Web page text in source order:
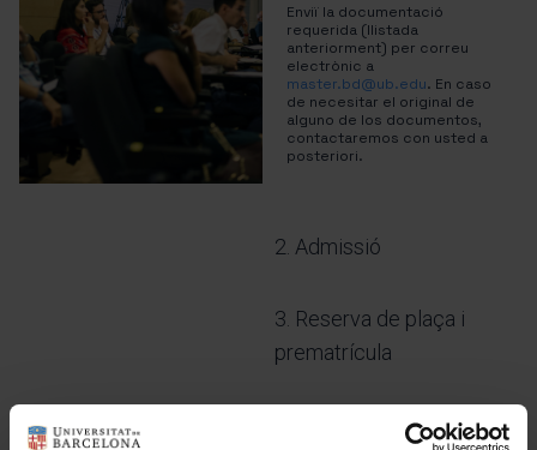
Enviï la documentació
requerida (llistada
anteriorment) per correu
electrònic a
master.bd@ub.edu. En caso
de necesitar el original de
alguno de los documentos,
contactaremos con usted a
posteriori.
2. Admissió
3. Reserva de plaça i
prematrícula